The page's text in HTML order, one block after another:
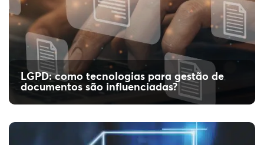
LGPD: como tecnologias para gestão de
documentos são influenciadas?